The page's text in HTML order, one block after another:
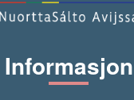
Informasjon